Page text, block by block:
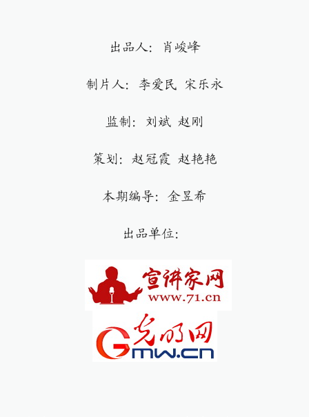
出品人：肖峻峰
制片人：李爱民 宋乐永
监制：刘斌 赵刚
策划：赵冠霞 赵艳艳
本期编导：金昱希
出品单位：